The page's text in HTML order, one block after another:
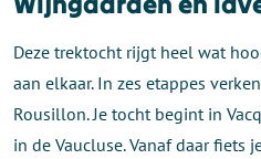
Deze trektocht rijgt heel wat
aan elkaar. In zes etappes
Rousillon. Je tocht begint in
in de Vaucluse. Vanaf daar fiets